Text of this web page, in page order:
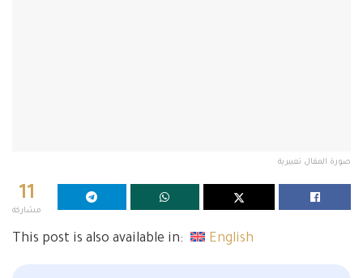
صورة المقال تعبيرية
11
مشاركة
This post is also available in: English